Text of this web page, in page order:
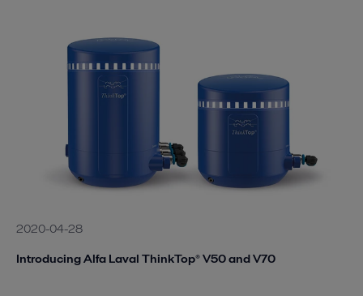
2020-04-28
Introducing Alfa Laval ThinkTop® V50 and V70